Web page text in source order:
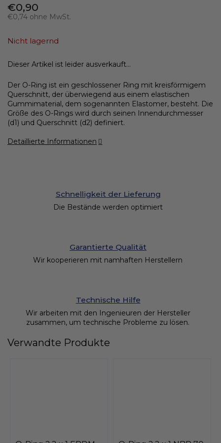
€0,90
€0,74 ohne MwSt.
Nicht lagernd
Dieser Artikel ist leider ausverkauft…
Der O-Ring ist ein geschlossener Ring mit kreisförmigem
Querschnitt, der überwiegend aus einem elastischen
Gummimaterial, dem sogenannten Elastomer, besteht. Die
Größe des O-Rings wird durch seinen Innendurchmesser
(d1) und Querschnitt (d2) definiert.
Detaillierte Informationen
Schnelligkeit der Lieferung
Die Bestände werden optimiert
Garantierte Qualität
Wir kooperieren mit namhaften Herstellern
Technische Hilfe
Wir arbeiten mit den Ingenieuren der Hersteller
zusammen, um technische Probleme zu lösen.
Verwandte Produkte